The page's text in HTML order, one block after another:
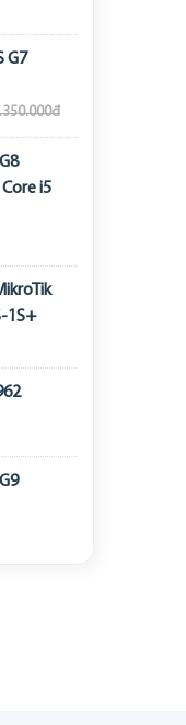
G7
i5
1S+